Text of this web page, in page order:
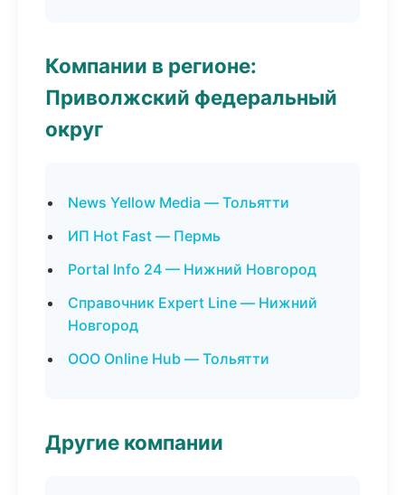
Компании в регионе:
Приволжский федеральный
округ
News Yellow Media — Тольятти
ИП Hot Fast — Пермь
Portal Info 24 — Нижний Новгород
Справочник Expert Line — Нижний
Новгород
ООО Online Hub — Тольятти
Другие компании